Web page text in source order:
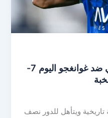
ملخص فوز الهلال التاريخي ضد غوانغجو اليوم 7-
تاريخية ويتأهل للدور نصف